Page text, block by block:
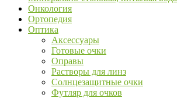
Онкология
Ортопедия
Оптика
Аксессуары
Готовые очки
Оправы
Растворы для линз
Солнцезащитные очки
Футляр для очков